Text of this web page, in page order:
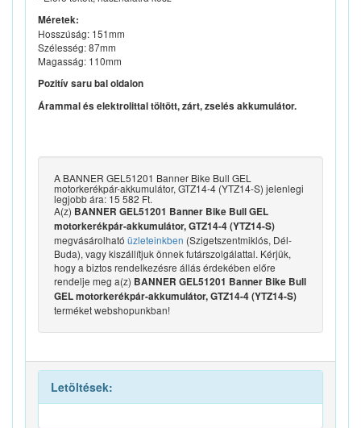
Méretek:
Hosszúság: 151mm
Szélesség: 87mm
Magasság: 110mm
Pozitív saru bal oldalon
Árammal és elektrolittal töltött, zárt, zselés akkumulátor.
A BANNER GEL51201 Banner Bike Bull GEL
motorkerékpár-akkumulátor, GTZ14-4 (YTZ14-S) jelenlegi
legjobb ára: 15 582 Ft.
A(z) BANNER GEL51201 Banner Bike Bull GEL
motorkerékpár-akkumulátor, GTZ14-4 (YTZ14-S)
megvásárolható üzleteinkben (Szigetszentmiklós, Dél-
Buda), vagy kiszállítjuk önnek futárszolgálattal. Kérjük,
hogy a biztos rendelkezésre állás érdekében előre
rendelje meg a(z) BANNER GEL51201 Banner Bike Bull
GEL motorkerékpár-akkumulátor, GTZ14-4 (YTZ14-S)
terméket webshopunkban!
Letöltések: